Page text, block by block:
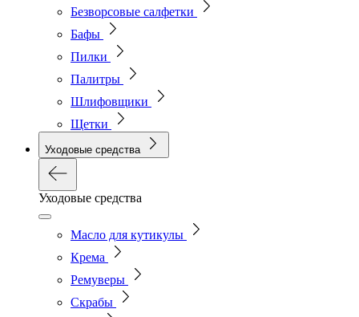
Безворсовые салфетки
Бафы
Пилки
Палитры
Шлифовщики
Щетки
Уходовые средства
Уходовые средства
Масло для кутикулы
Крема
Ремуверы
Скрабы